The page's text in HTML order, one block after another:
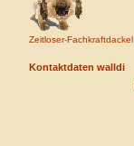
Zeitloser-Fachkraftdackel
Kontaktdaten walldi